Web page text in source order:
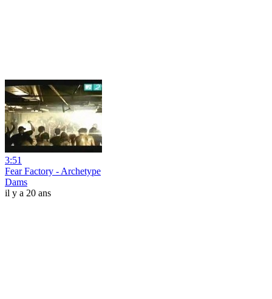
3:51
Fear Factory - Archetype
Dams
il y a 20 ans